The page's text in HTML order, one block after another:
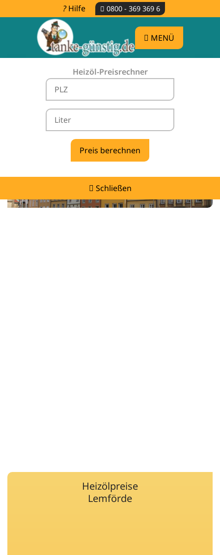
Hilfe 0800 - 369 369 6
MENÜ
Heizöl-Preisrechner
Schließen
Heizölpreise Lemförde -
vergleichen & günstig tanken
Heizölpreise
Lemförde